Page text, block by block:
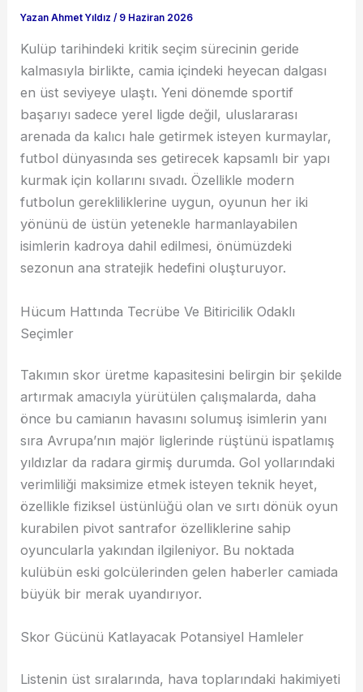
Yazan Ahmet Yıldız/ 9 Haziran 2026
Kulüp tarihindeki kritik seçim sürecinin geride
kalmasıyla birlikte, camia içindeki heyecan dalgası
en üst seviyeye ulaştı. Yeni dönemde sportif
başarıyı sadece yerel ligde değil, uluslararası
arenada da kalıcı hale getirmek isteyen kurmaylar,
futbol dünyasında ses getirecek kapsamlı bir yapı
kurmak için kollarını sıvadı. Özellikle modern
futbolun gerekliliklerine uygun, oyunun her iki
yönünü de üstün yetenekle harmanlayabilen
isimlerin kadroya dahil edilmesi, önümüzdeki
sezonun ana stratejik hedefini oluşturuyor.
Hücum Hattında Tecrübe Ve Bitiricilik Odaklı
Seçimler
Takımın skor üretme kapasitesini belirgin bir şekilde
artırmak amacıyla yürütülen çalışmalarda, daha
önce bu camianın havasını solumuş isimlerin yanı
sıra Avrupa’nın majör liglerinde rüştünü ispatlamış
yıldızlar da radara girmiş durumda. Gol yollarındaki
verimliliği maksimize etmek isteyen teknik heyet,
özellikle fiziksel üstünlüğü olan ve sırtı dönük oyun
kurabilen pivot santrafor özelliklerine sahip
oyuncularla yakından ilgileniyor. Bu noktada
kulübün eski golcülerinden gelen haberler camiada
büyük bir merak uyandırıyor.
Skor Gücünü Katlayacak Potansiyel Hamleler
Listenin üst sıralarında, hava toplarındaki hakimiyeti